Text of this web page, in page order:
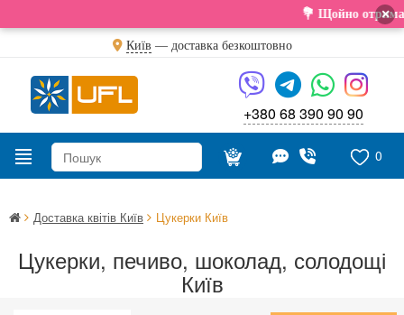
💐 Щойно отримали
×
Київ — доставка безкоштовно
+380 68 390 90 90
0
Доставка квітів Київ Цукерки Київ
Цукерки, печиво, шоколад, солодощі
Київ